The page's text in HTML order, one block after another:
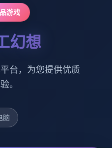
游戏
幻想
台，为您提供优质
。
脑